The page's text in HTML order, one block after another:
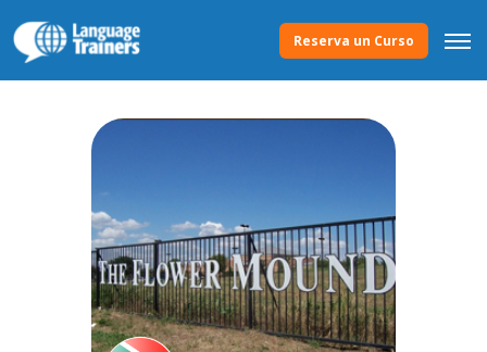
Reserva un Curso